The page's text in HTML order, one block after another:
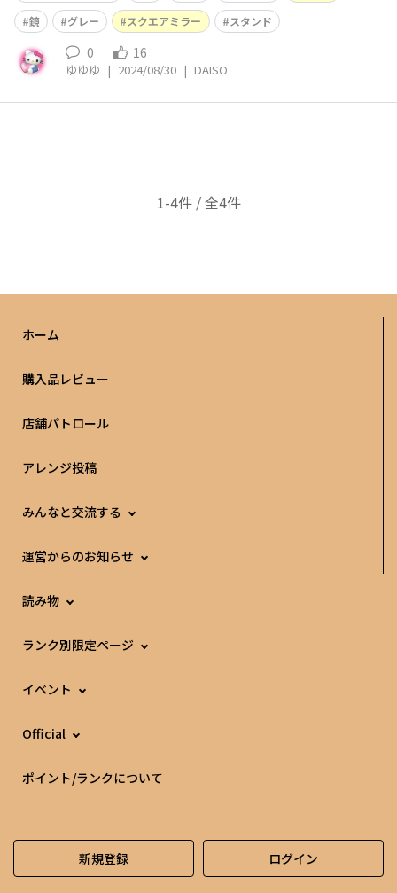
鏡
グレー スクエアミラー スタンド
0 16
ゆゆゆ | 2024/08/30 | DAISO
1-4件 / 全4件
ホーム
購入品レビュー
店舗パトロール
アレンジ投稿
みんなと交流する
運営からのお知らせ
読み物
ランク別限定ページ
イベント
Official
ポイント/ランクについて
新規登録 ログイン